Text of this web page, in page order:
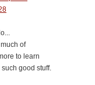
of
to learn
good stuff.